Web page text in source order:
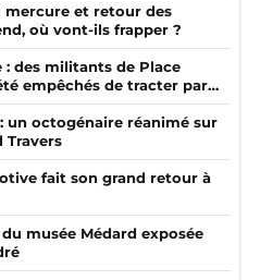
mercure et retour des
où vont-ils frapper ?
: des militants de Place
empêchés de tracter par
un octogénaire réanimé sur
Travers
fait son grand retour à
musée Médard exposée